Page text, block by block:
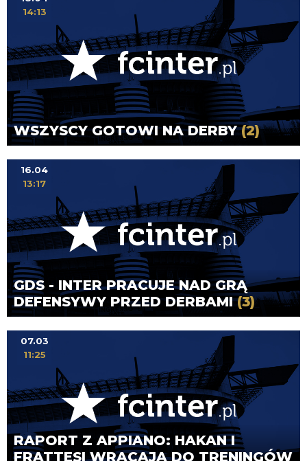
WSZYSCY GOTOWI NA DERBY(2)
14:13
GDS - INTER PRACUJE NAD GRĄ
DEFENSYWY PRZED DERBAMI(3)
16.04
13:17
RAPORT Z APPIANO: HAKAN I
FRATTESI WRACAJĄ DO TRENINGÓW
07.03
11:25